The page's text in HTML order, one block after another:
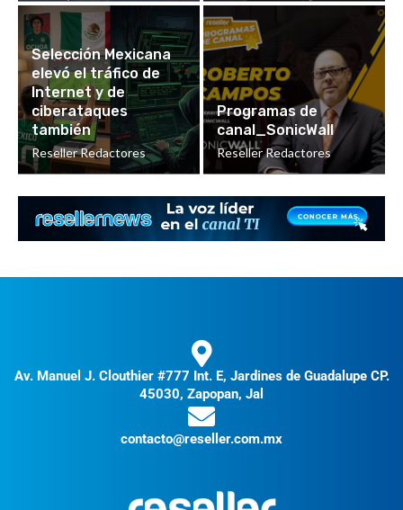
Selección Mexicana
elevó el tráfico de
Internet y de
ciberataques
también
Reseller Redactores
Programas de
canal_SonicWall
Reseller Redactores
Av. Manuel J. Clouthier #777 Int. E, Jardines de Guadalupe CP.
45030, Zapopan, Jal
contacto@reseller.com.mx